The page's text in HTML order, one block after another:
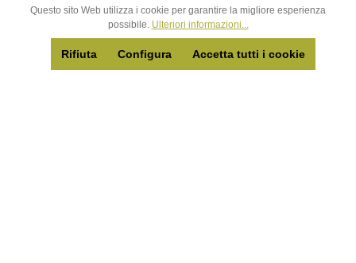
Questo sito Web utilizza i cookie per garantire la migliore esperienza
possibile. Ulteriori informazioni...
Rifiuta Configura Accetta tutti i cookie